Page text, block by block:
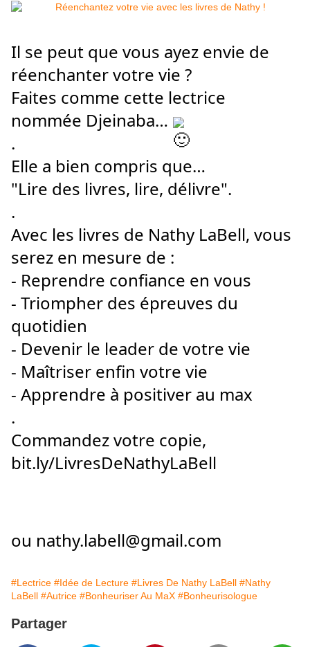
Il se peut que vous ayez envie de
réenchanter votre vie ?
Faites comme cette lectrice
nommée Djeinaba…
.
Elle a bien compris que…
"Lire des livres, lire, délivre".
.
Avec les livres de Nathy LaBell, vous
serez en mesure de :
- Reprendre confiance en vous
- Triompher des épreuves du
quotidien
- Devenir le leader de votre vie
- Maîtriser enfin votre vie
- Apprendre à positiver au max
.
Commandez votre copie,
bit.ly/LivresDeNathyLaBell
ou nathy.labell@gmail.com
#Lectrice #Idée de Lecture #Livres De Nathy LaBell #Nathy
LaBell #Autrice #Bonheuriser Au MaX #Bonheurisologue
Partager